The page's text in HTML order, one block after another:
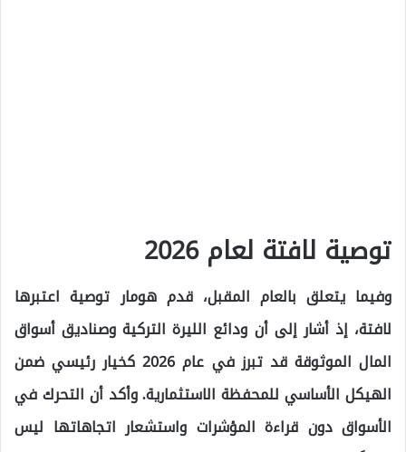
توصية لافتة لعام 2026
وفيما يتعلق بالعام المقبل، قدم هومار توصية اعتبرها
لافتة، إذ أشار إلى أن ودائع الليرة التركية وصناديق أسواق
المال الموثوقة قد تبرز في عام 2026 كخيار رئيسي ضمن
الهيكل الأساسي للمحفظة الاستثمارية. وأكد أن التحرك في
الأسواق دون قراءة المؤشرات واستشعار اتجاهاتها ليس